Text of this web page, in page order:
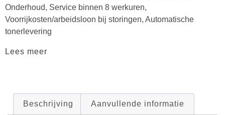
Onderhoud, Service binnen 8 werkuren,
Voorrijkosten/arbeidsloon bij storingen, Automatische
tonerlevering
Lees meer
Beschrijving Aanvullende informatie